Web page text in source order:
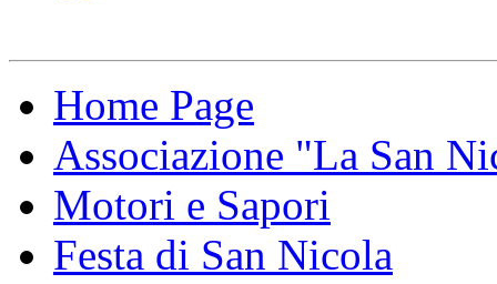
Home Page
Associazione "La San
Motori e Sapori
Festa di San Nicola